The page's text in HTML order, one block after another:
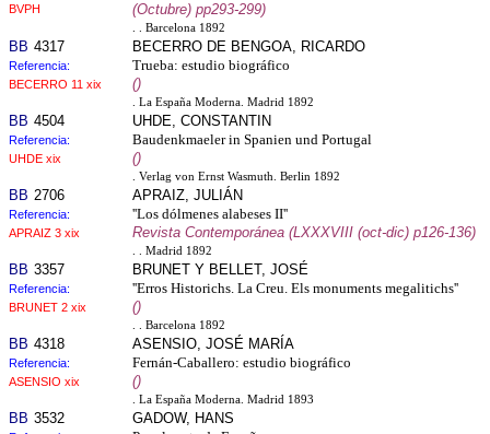
BVPH (Octubre) pp293-299)
. . Barcelona 1892
BB 4317 BECERRO DE BENGOA, RICARDO
Referencia: Trueba: estudio biográfico
BECERRO 11 xix ()
. La España Moderna. Madrid 1892
BB 4504 UHDE, CONSTANTIN
Referencia: Baudenkmaeler in Spanien und Portugal
UHDE xix ()
. Verlag von Ernst Wasmuth. Berlin 1892
BB 2706 APRAIZ, JULIÁN
Referencia: ''Los dólmenes alabeses II''
APRAIZ 3 xix Revista Contemporánea (LXXXVIII (oct-dic) p126-136)
. . Madrid 1892
BB 3357 BRUNET Y BELLET, JOSÉ
Referencia: ''Erros Historichs. La Creu. Els monuments megalitichs''
BRUNET 2 xix ()
. . Barcelona 1892
BB 4318 ASENSIO, JOSÉ MARÍA
Referencia: Fernán-Caballero: estudio biográfico
ASENSIO xix ()
. La España Moderna. Madrid 1893
BB 3532 GADOW, HANS